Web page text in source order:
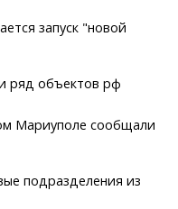
запуск "новой
ряд объектов рф
Мариуполе сообщали
подразделения из